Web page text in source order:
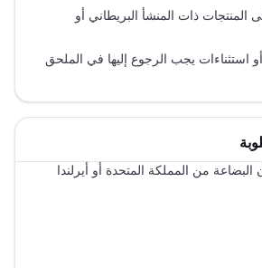
المنتجات ذات المنشأ البريطاني أو
استثناءات يجب الرجوع إليها في الملحق
من المملكة المتحدة أو أيرلندا